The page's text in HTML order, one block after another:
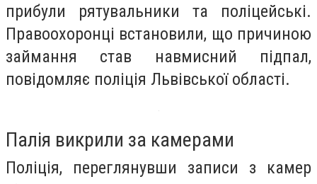
прибули рятувальники та поліцейські.
Правоохоронці встановили, що причиною
займання став навмисний підпал,
повідомляє поліція Львівської області.
Палія викрили за камерами
Поліція, переглянувши записи з камер